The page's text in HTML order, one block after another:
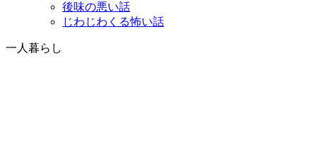
後味の悪い話
じわじわくる怖い話
一人暮らし